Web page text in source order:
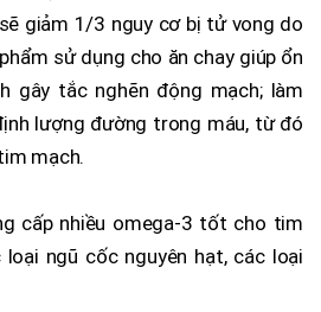
giảm 1/3 nguy cơ bị tử vong do
sử dụng cho ăn chay giúp ổn
gây tắc nghẽn động mạch; làm
lượng đường trong máu, từ đó
mạch.
cấp nhiều omega-3 tốt cho tim
ngũ cốc nguyên hạt, các loại